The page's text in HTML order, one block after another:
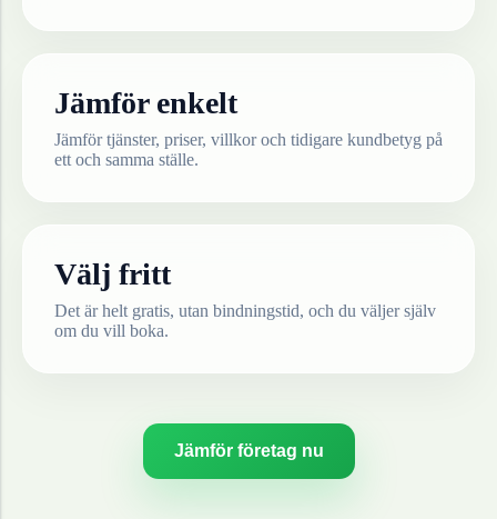
Jämför enkelt
Jämför tjänster, priser, villkor och tidigare kundbetyg på
ett och samma ställe.
Välj fritt
Det är helt gratis, utan bindningstid, och du väljer själv
om du vill boka.
Jämför företag nu